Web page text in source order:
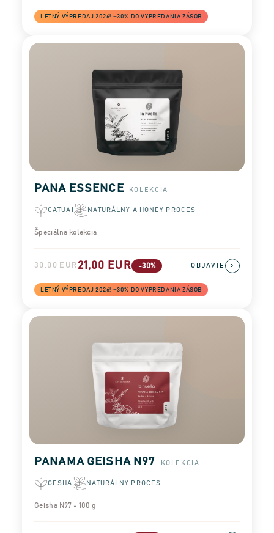
LETNÝ VÝPREDAJ 2026! −30% DO VYPREDANIA ZÁSOB
PANA ESSENCE KOLEKCIA
CATUAI NATURÁLNY A HONEY PROCES
Špeciálna kolekcia
30,00 EUR21,00 EUR -30%
LETNÝ VÝPREDAJ 2026! −30% DO VYPREDANIA ZÁSOB
OBJAVTE ›
PANAMA GEISHA N97 KOLEKCIA
GESHA NATURÁLNY PROCES
Geisha N97 - 100 g